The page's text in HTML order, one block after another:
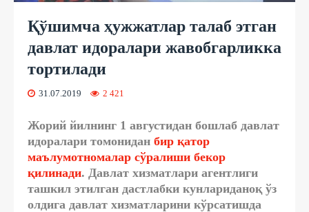
Қўшимча ҳужжатлар талаб этган
давлат идоралари жавобгарликка
тортилади
31.07.2019 2 421
Жорий йилнинг 1 августидан бошлаб давлат
идоралари томонидан бир қатор
маълумотномалар сўралиши бекор
қилинади. Давлат хизматлари агентлиги
ташкил этилган дастлабки кунлариданоқ ўз
олдига давлат хизматларини кўрсатишда